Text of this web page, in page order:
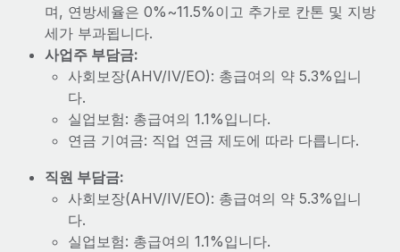
Shootsta가 Remote를 통해 네 개의 시장에서 글로벌
채용을 확장한 방법
비디오 콘텐츠를 활용한 마케팅이 계속해서 인기를 끌면서, 기업들
에게는 흥미롭고 전문적인 비디오 제작이 어느 때보다 중요해졌습
니다. 그러나 대부분의 회사들은 그렇게 높은 품질의...
자세히 알아보기
며, 연방세율은 0%~11.5%이고 추가로 칸톤 및 지방
세가 부과됩니다.
사업주 부담금:
사회보장(AHV/IV/EO): 총급여의 약 5.3%입니
다.
실업보험: 총급여의 1.1%입니다.
연금 기여금: 직업 연금 제도에 따라 다릅니다.
직원 부담금:
사회보장(AHV/IV/EO): 총급여의 약 5.3%입니
다.
실업보험: 총급여의 1.1%입니다.